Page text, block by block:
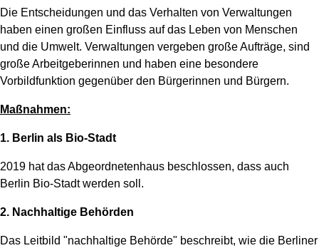
Die Entscheidungen und das Verhalten von Verwaltungen
haben einen großen Einfluss auf das Leben von Menschen
und die Umwelt. Verwaltungen vergeben große Aufträge, sind
große Arbeitgeberinnen und haben eine besondere
Vorbildfunktion gegenüber den Bürgerinnen und Bürgern.
Maßnahmen:
1. Berlin als Bio-Stadt
2019 hat das Abgeordnetenhaus beschlossen, dass auch
Berlin Bio-Stadt werden soll.
2. Nachhaltige Behörden
Das Leitbild "nachhaltige Behörde" beschreibt, wie die Berliner